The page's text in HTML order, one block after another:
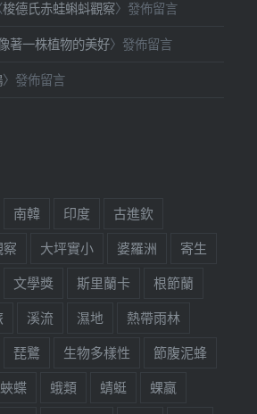
梭德氏赤蛙蝌蚪觀察〉發佈留言
著一株植物的美好〉發佈留言
〉發佈留言
南韓 印度 古進欽
察 大坪實小 婆羅洲 寄生
文學獎 斯里蘭卡 根節蘭
溪流 濕地 熱帶雨林
琵鷺 生物多樣性 節腹泥蜂
蛺蝶 蛾類 蜻蜓 蜾蠃